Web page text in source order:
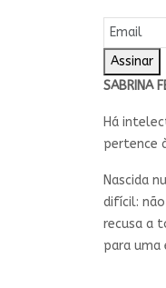
Assinar
SABRINA
Há
pertence
Nascida
difícil:
recusa a
para uma